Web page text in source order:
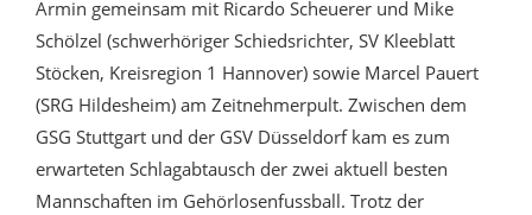
Armin gemeinsam mit Ricardo Scheuerer und Mike
Schölzel (schwerhöriger Schiedsrichter, SV Kleeblatt
Stöcken, Kreisregion 1 Hannover) sowie Marcel Pauert
(SRG Hildesheim) am Zeitnehmerpult. Zwischen dem
GSG Stuttgart und der GSV Düsseldorf kam es zum
erwarteten Schlagabtausch der zwei aktuell besten
Mannschaften im Gehörlosenfussball. Trotz der